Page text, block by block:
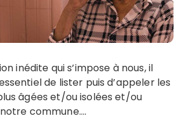
de lister puis d’appeler les
âgées et/ou isolées et/ou
commune….